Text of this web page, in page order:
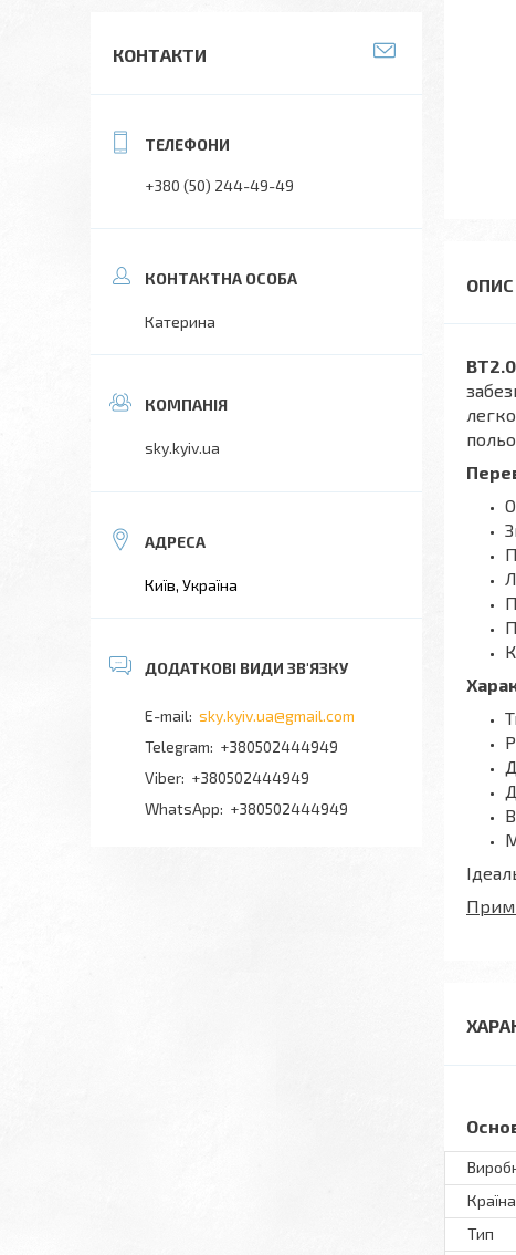
Тип
КОНТАКТИ
+380 (50) 244-49-49
Катерина
sky.kyiv.ua
Київ, Україна
sky.kyiv.ua@gmail.com
+380502444949
+380502444949
+380502444949